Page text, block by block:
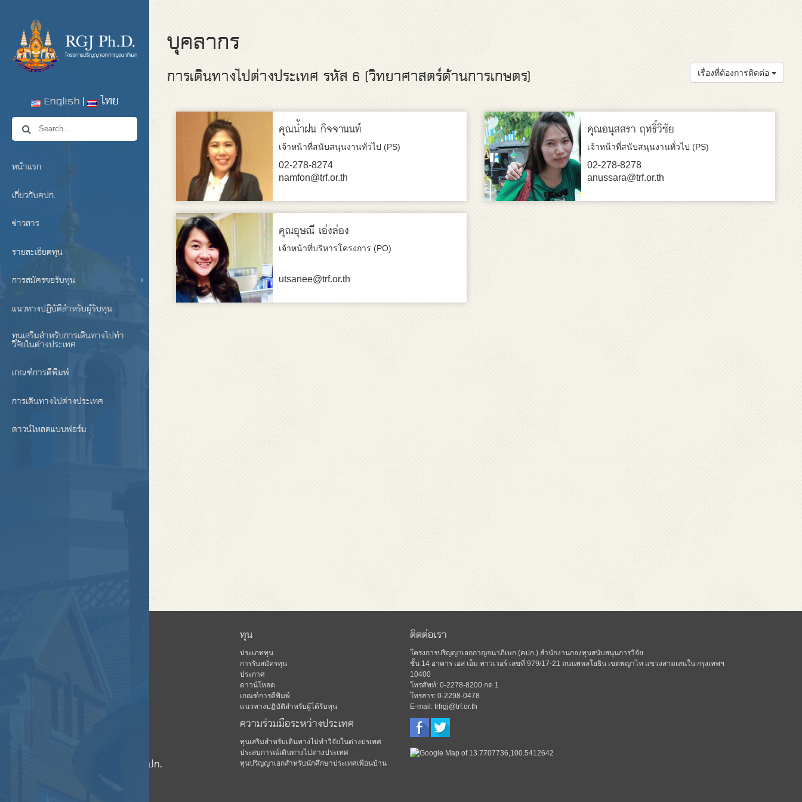
English ไทย
หน้าแรก
เกี่ยวกับคปก.
ข่าวสาร
รายละเอียดทุน
การสมัครขอรับทุน
แนวทางปฏิบัติสำหรับผู้รับทุน
ทุนเสริมสำหรับการเดินทางไปทำ
วิจัยในต่างประเทศ
เกณฑ์การตีพิมพ์
การเดินทางไปต่างประเทศ
ดาวน์โหลดแบบฟอร์ม
บุคลากร
เรื่องที่ต้องการติดต่อ
การเดินทางไปต่างประเทศ รหัส 6 (วิทยาศาสตร์ด้านการเกษตร)
คุณน้ำฝน กิจจานนท์
เจ้าหน้าที่สนับสนุนงานทั่วไป (PS)
02-278-8274
namfon@trf.or.th
คุณอนุสสรา ฤทธิ์วิชัย
เจ้าหน้าที่สนับสนุนงานทั่วไป (PS)
02-278-8278
anussara@trf.or.th
คุณอุษณี เอ่งล่อง
เจ้าหน้าที่บริหารโครงการ (PO)
utsanee@trf.or.th
ชมรมนักเรียนทุน คปก.
ทุน
ประเภททุน
การรับสมัครทุน
ประกาศ
ดาวน์โหลด
เกณฑ์การตีพิมพ์
แนวทางปฏิบัติสำหรับผู้ได้รับทุน
ความร่วมมือระหว่างประเทศ
ทุนเสริมสำหรับเดินทางไปทำวิจัยในต่างปรเทศ
ประสบการณ์เดินทางไปต่างประเทศ
ทุนปริญญาเอกสำหรับนักศึกษาประเทศเพือนบ้าน
ติดต่อเรา
โครงการปริญญาเอกกาญจนาภิเษก (คปก.) สำนักงานกองทุนสนับสนุนการวิจัย
ชั้น 14 อาคาร เอส เอ็ม ทาวเวอร์ เลขที่ 979/17-21 ถนนพหลโยธิน เขตพญาไท แขวงสามเสนใน กรุงเทพฯ
10400
โทรศัพท์: 0-2278-8200 กด 1
โทรสาร: 0-2298-0478
E-mail: trfrgj@trf.or.th